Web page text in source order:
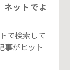
ネットでよ
で検索して
事がヒット